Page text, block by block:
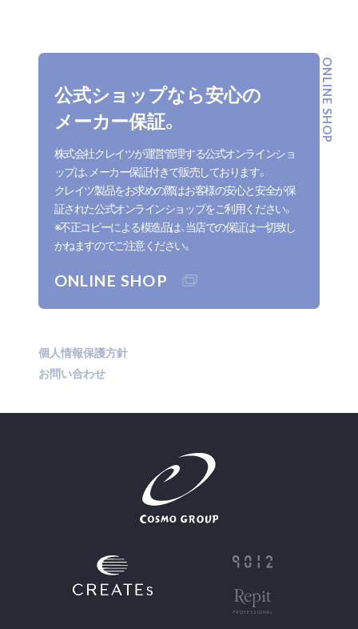
公式ショップなら安心の
メーカー保証。
株式会社クレイツが運営管理する公式オンラインショ
ップは、メーカー保証付きで販売しております。
クレイツ製品をお求めの際はお客様の安心と安全が保
証された公式オンラインショップをご利用ください。
※不正コピーによる模造品は、当店での保証は一切致し
かねますのでご注意ください。
ONLINE SHOP
ONLINE SHOP
個人情報保護方針
お問い合わせ
JP CN